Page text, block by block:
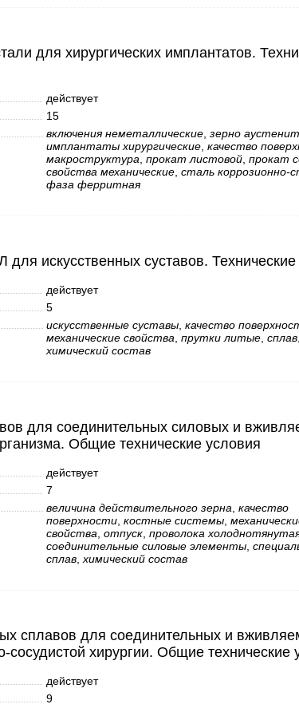
для хирургических имплантатов.
действует
15
включения неметаллические, зерно
имплантаты хирургические, качество
макроструктура прокат листовой, прокат
свойства механические, сталь коррозионно-
фаза ферритная
искусственных суставов. Технические
действует
5
искусственные суставы, качество
механические свойства прутки литые, сплав,
химический состав
для соединительных силовых и
Общие технические условия
действует
7
величина действительного зерна качество
поверхности, костные системы,
свойства отпуск, проволока
соединительные силовые элементы,
сплав, химический состав
сплавов для соединительных и
хирургии. Общие технические
действует
9